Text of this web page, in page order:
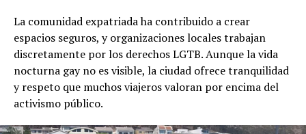
La comunidad expatriada ha contribuido a crear
espacios seguros, y organizaciones locales trabajan
discretamente por los derechos LGTB. Aunque la vida
nocturna gay no es visible, la ciudad ofrece tranquilidad
y respeto que muchos viajeros valoran por encima del
activismo público.